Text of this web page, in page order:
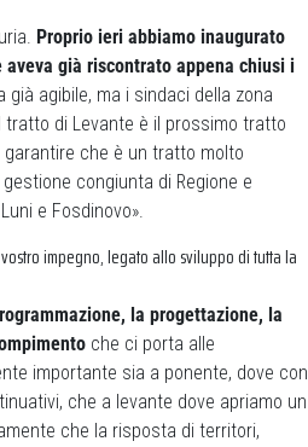
Proprio ieri abbiamo inaugurato
già riscontrato appena chiusi i
agibile, ma i sindaci della zona
di Levante è il prossimo tratto
che è un tratto molto
congiunta di Regione e
e Fosdinovo».
impegno, legato allo sviluppo di tutta la
la progettazione, la
che ci porta alle
importante sia a ponente, dove con
che a levante dove apriamo un
che la risposta di territori,